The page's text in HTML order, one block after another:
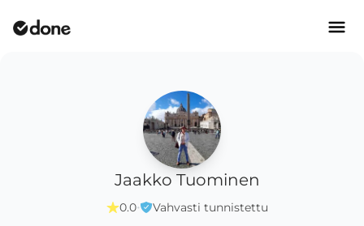
Jaakko Tuominen
0.0· Vahvasti tunnistettu